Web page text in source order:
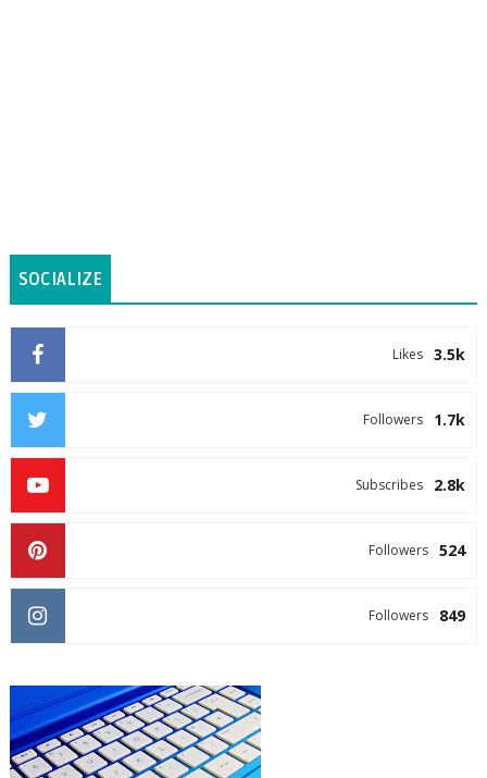
SOCIALIZE
3.5k
Likes
1.7k
Followers
2.8k
Subscribes
524
Followers
849
Followers